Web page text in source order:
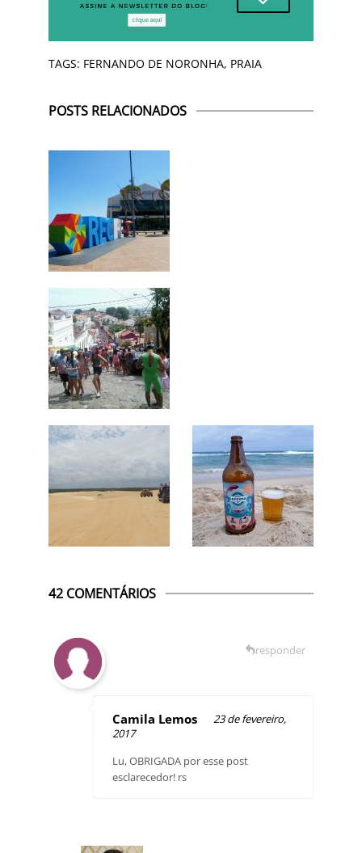
TAGS: FERNANDO DE NORONHA, PRAIA
POSTS RELACIONADOS
42 COMENTÁRIOS
Camila Lemos
23 de fevereiro,
2017
Lu, OBRIGADA por esse post
esclarecedor! rs
responder